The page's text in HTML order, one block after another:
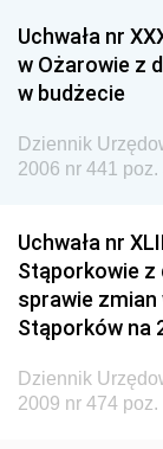
Dziennik
Społecznej
Dziennik
Dziennik
Przemysłu
Dziennik
Społecznej
Dziennik
i Gospodarki
Uchwała nr
w Ożarowie z
w budżecie
Dziennik
2006 nr 441 poz.
Uchwała nr
Stąporkowie z
sprawie zmian
Stąporków na
Dziennik
2009 nr 474 poz.